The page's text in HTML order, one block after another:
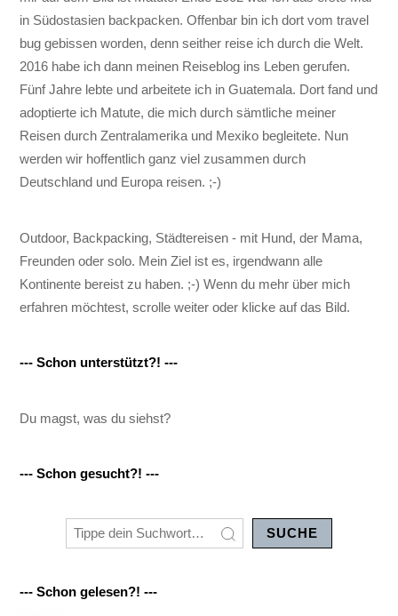
in Südostasien backpacken. Offenbar bin ich dort vom travel
bug gebissen worden, denn seither reise ich durch die Welt.
2016 habe ich dann meinen Reiseblog ins Leben gerufen.
Fünf Jahre lebte und arbeitete ich in Guatemala. Dort fand und
adoptierte ich Matute, die mich durch sämtliche meiner
Reisen durch Zentralamerika und Mexiko begleitete. Nun
werden wir hoffentlich ganz viel zusammen durch
Deutschland und Europa reisen. ;-)
Outdoor, Backpacking, Städtereisen - mit Hund, der Mama,
Freunden oder solo. Mein Ziel ist es, irgendwann alle
Kontinente bereist zu haben. ;-) Wenn du mehr über mich
erfahren möchtest, scrolle weiter oder klicke auf das Bild.
--- Schon unterstützt?! ---
Du magst, was du siehst?
--- Schon gesucht?! ---
SUCHE
--- Schon gelesen?! ---